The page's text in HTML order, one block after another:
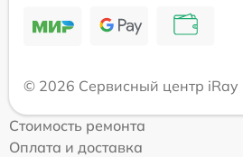
© 2026 Сервисный центр iRay
Стоимость ремонта
Оплата и доставка